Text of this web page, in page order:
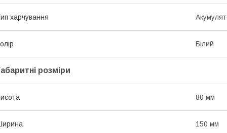
харчування
Білий
розміри
80 мм
150 мм